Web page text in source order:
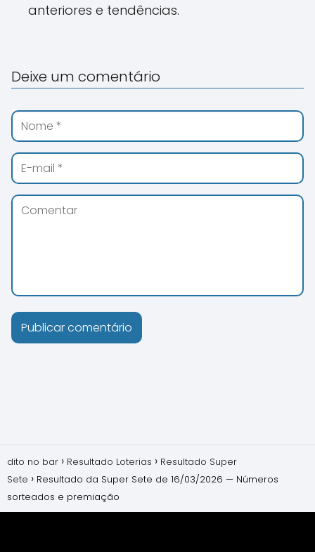
anteriores e tendências.
Deixe um comentário
dito no bar Resultado Loterias
Resultado Super
Sete
Resultado da Super Sete de 16/03/2026 — Números
sorteados e premiação